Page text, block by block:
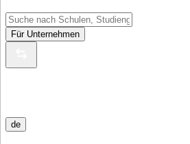
Für Unternehmen
de